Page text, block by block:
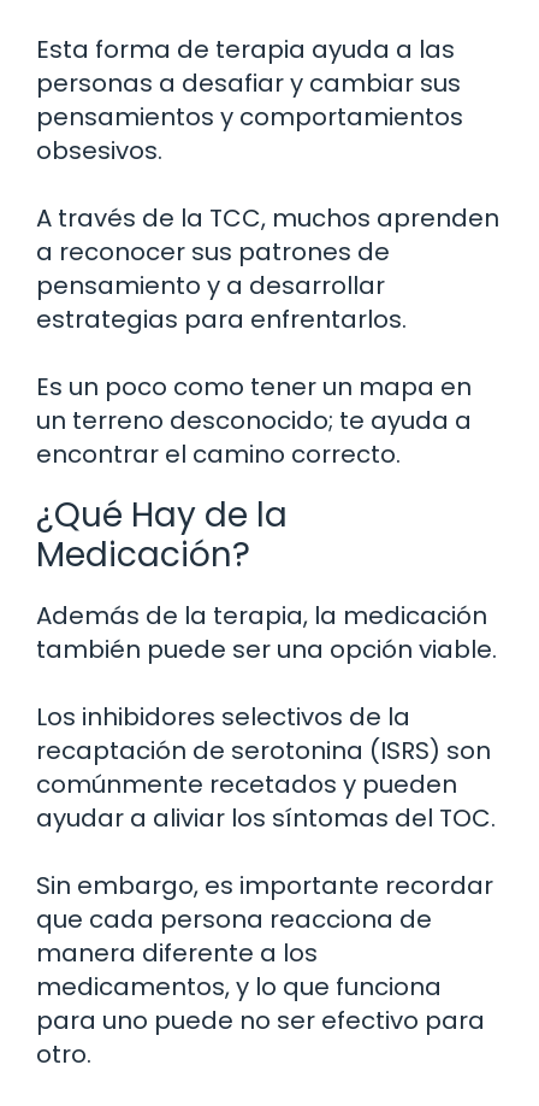
Esta forma de terapia ayuda a las
personas a desafiar y cambiar sus
pensamientos y comportamientos
obsesivos.
A través de la TCC, muchos aprenden
a reconocer sus patrones de
pensamiento y a desarrollar
estrategias para enfrentarlos.
Es un poco como tener un mapa en
un terreno desconocido; te ayuda a
encontrar el camino correcto.
¿Qué Hay de la
Medicación?
Además de la terapia, la medicación
también puede ser una opción viable.
Los inhibidores selectivos de la
recaptación de serotonina (ISRS) son
comúnmente recetados y pueden
ayudar a aliviar los síntomas del TOC.
Sin embargo, es importante recordar
que cada persona reacciona de
manera diferente a los
medicamentos, y lo que funciona
para uno puede no ser efectivo para
otro.